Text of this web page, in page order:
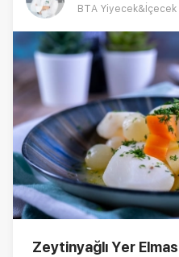
BTA
Zeytinyağlı Yer